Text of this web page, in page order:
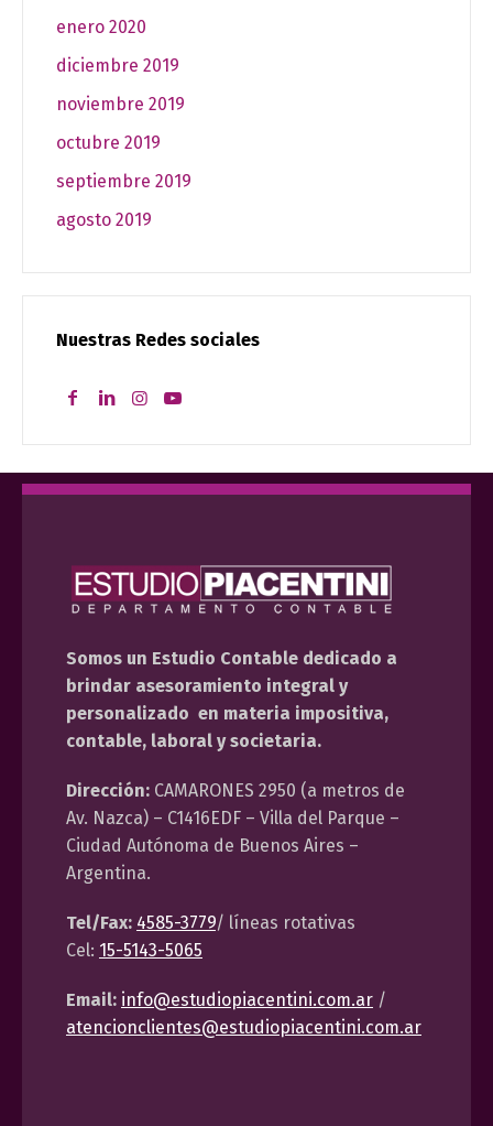
enero 2020
diciembre 2019
noviembre 2019
octubre 2019
septiembre 2019
agosto 2019
Nuestras Redes sociales
Somos un Estudio Contable dedicado a
brindar asesoramiento integral y
personalizado en materia impositiva,
contable, laboral y societaria.
Dirección: CAMARONES 2950 (a metros de
Av. Nazca) – C1416EDF – Villa del Parque –
Ciudad Autónoma de Buenos Aires –
Argentina.
Tel/Fax: 4585-3779/ líneas rotativas
Cel: 15-5143-5065
Email: info@estudiopiacentini.com.ar /
atencionclientes@estudiopiacentini.com.ar